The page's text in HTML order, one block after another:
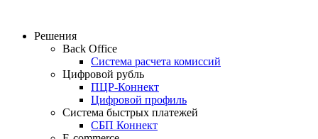
Решения
Back Office
Система расчета комиссий
Цифровой рубль
ПЦР-Коннект
Цифровой профиль
Система быстрых платежей
СБП Коннект